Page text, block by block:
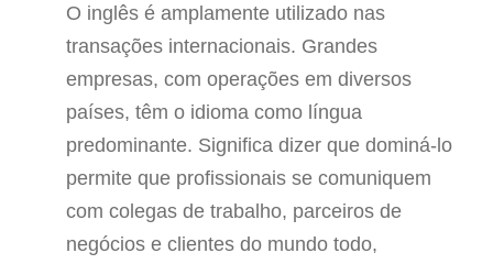
O inglês é amplamente utilizado nas
transações internacionais. Grandes
empresas, com operações em diversos
países, têm o idioma como língua
predominante. Significa dizer que dominá-lo
permite que profissionais se comuniquem
com colegas de trabalho, parceiros de
negócios e clientes do mundo todo,